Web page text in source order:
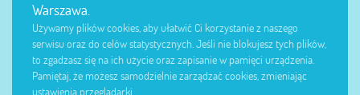
Warszawa.
Używamy plików cookies, aby ułatwić Ci korzystanie z naszego
serwisu oraz do celów statystycznych. Jeśli nie blokujesz tych plików,
to zgadzasz się na ich użycie oraz zapisanie w pamięci urządzenia.
Pamiętaj, że możesz samodzielnie zarządzać cookies, zmieniając
ustawienia przeglądarki.